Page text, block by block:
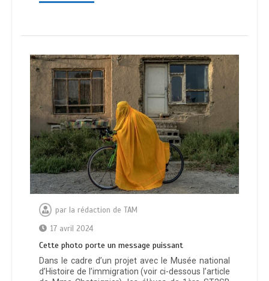
par la rédaction de TAM
17 avril 2024
Cette photo porte un message puissant
Dans le cadre d’un projet avec le Musée national
d’Histoire de l’immigration (voir ci-dessous l’article